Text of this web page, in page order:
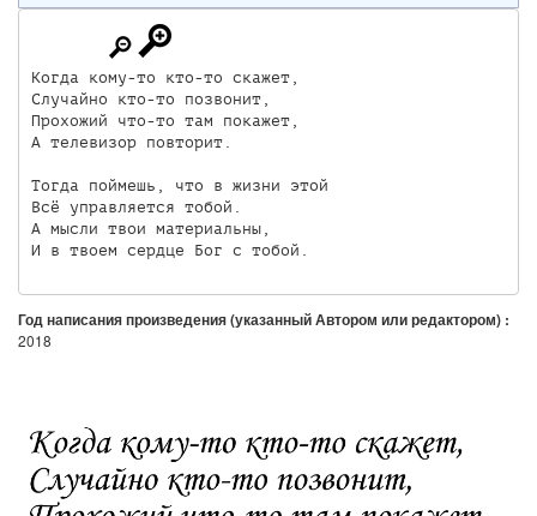
Когда кому-то кто-то скажет,
Случайно кто-то позвонит,
Прохожий что-то там покажет,
А телевизор повторит.
Тогда поймешь, что в жизни этой
Всё управляется тобой.
А мысли твои материальны,
И в твоем сердце Бог с тобой.
Год написания произведения (указанный Автором или редактором) :
2018